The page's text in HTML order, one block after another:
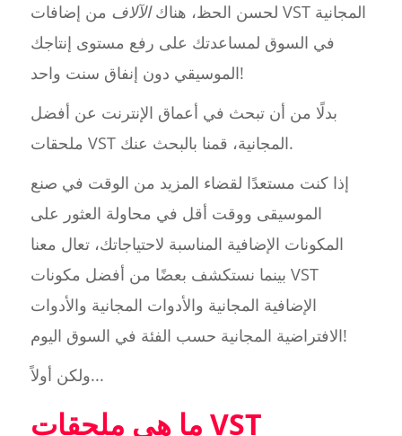
لحسن الحظ، هناكالآلاف من إضافات VST المجانية
في السوق لمساعدتك على رفع مستوى إنتاجك
الموسيقي دون إنفاق سنت واحد!
بدلًا من أن تبحث في أعماق الإنترنت عن أفضل
ملحقات VST المجانية، قمنا بالبحث عنك.
إذا كنت مستعدًا لقضاء المزيد من الوقت في صنع
الموسيقى ووقت أقل في محاولة العثور على
المكونات الإضافية المناسبة لاحتياجاتك، تعال معنا
بينما نستكشف بعضًا من أفضل مكونات VST
الإضافية المجانية والأدوات المجانية والأدوات
الافتراضية المجانية حسب الفئة في السوق اليوم!
ولكن أولاً...
ما هي ملحقات VST